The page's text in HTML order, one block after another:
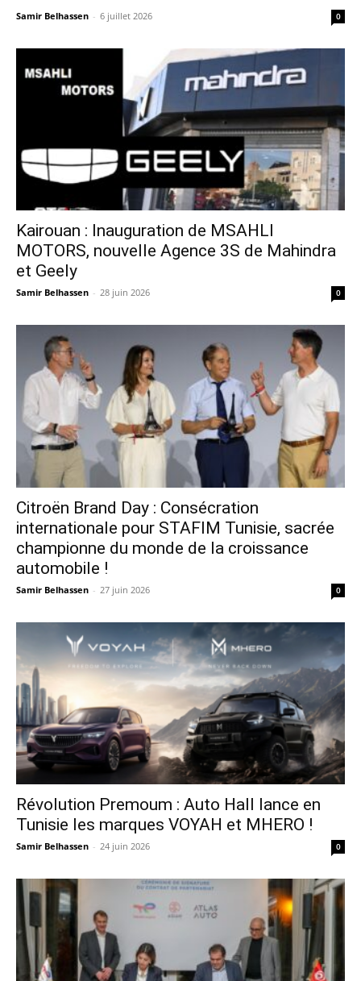
Samir Belhassen - 6 juillet 2026 0
Kairouan : Inauguration de MSAHLI
MOTORS, nouvelle Agence 3S de Mahindra
et Geely
Samir Belhassen - 28 juin 2026 0
Citroën Brand Day : Consécration
internationale pour STAFIM Tunisie, sacrée
championne du monde de la croissance
automobile !
Samir Belhassen - 27 juin 2026 0
Révolution Premoum : Auto Hall lance en
Tunisie les marques VOYAH et MHERO !
Samir Belhassen - 24 juin 2026 0